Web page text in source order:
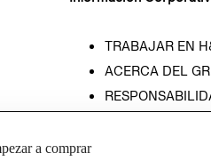
TRABAJAR EN
ACERCA DEL
RELACIÓN CON
a comprar